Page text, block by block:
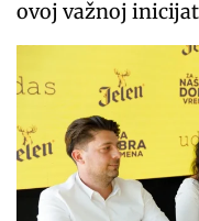
ovoj važnoj